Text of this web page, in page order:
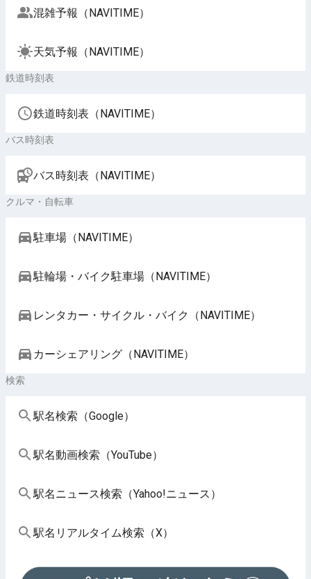
混雑予報（NAVITIME）
天気予報（NAVITIME）
鉄道時刻表
鉄道時刻表（NAVITIME）
バス時刻表
バス時刻表（NAVITIME）
クルマ・自転車
駐車場（NAVITIME）
駐輪場・バイク駐車場（NAVITIME）
レンタカー・サイクル・バイク（NAVITIME）
カーシェアリング（NAVITIME）
検索
駅名検索（Google）
駅名動画検索（YouTube）
駅名ニュース検索（Yahoo!ニュース）
駅名リアルタイム検索（X）